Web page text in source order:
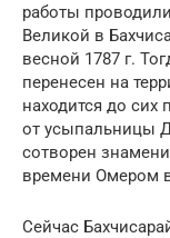
работы
Великой в
весной 1787 г.
перенесен на
находится до
от усыпальницы
сотворен
времени Омером
Сейчас